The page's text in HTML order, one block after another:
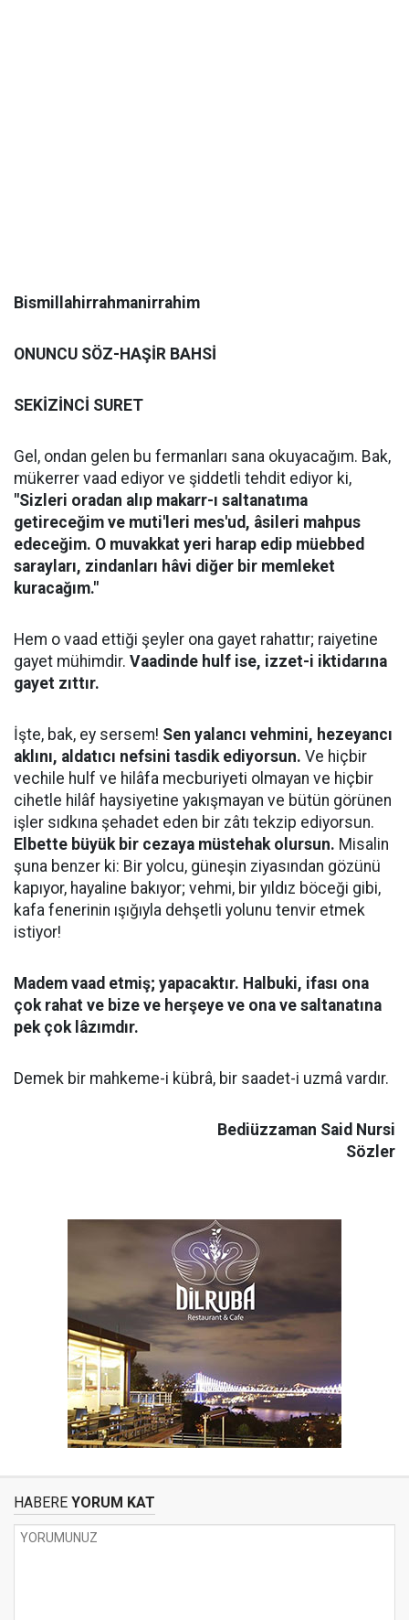
Bismillahirrahmanirrahim
ONUNCU SÖZ-HAŞİR BAHSİ
SEKİZİNCİ SURET
Gel, ondan gelen bu fermanları sana okuyacağım. Bak,
mükerrer vaad ediyor ve şiddetli tehdit ediyor ki,
"Sizleri oradan alıp makarr-ı saltanatıma
getireceğim ve muti'leri mes'ud, âsileri mahpus
edeceğim. O muvakkat yeri harap edip müebbed
sarayları, zindanları hâvi diğer bir memleket
kuracağım."
Hem o vaad ettiği şeyler ona gayet rahattır; raiyetine
gayet mühimdir. Vaadinde hulf ise, izzet-i iktidarına
gayet zıttır.
İşte, bak, ey sersem! Sen yalancı vehmini, hezeyancı
aklını, aldatıcı nefsini tasdik ediyorsun. Ve hiçbir
vechile hulf ve hilâfa mecburiyeti olmayan ve hiçbir
cihetle hilâf haysiyetine yakışmayan ve bütün görünen
işler sıdkına şehadet eden bir zâtı tekzip ediyorsun.
Elbette büyük bir cezaya müstehak olursun. Misalin
şuna benzer ki: Bir yolcu, güneşin ziyasından gözünü
kapıyor, hayaline bakıyor; vehmi, bir yıldız böceği gibi,
kafa fenerinin ışığıyla dehşetli yolunu tenvir etmek
istiyor!
Madem vaad etmiş; yapacaktır. Halbuki, ifası ona
çok rahat ve bize ve herşeye ve ona ve saltanatına
pek çok lâzımdır.
Demek bir mahkeme-i kübrâ, bir saadet-i uzmâ vardır.
Bediüzzaman Said Nursi
Sözler
HABERE YORUM KAT